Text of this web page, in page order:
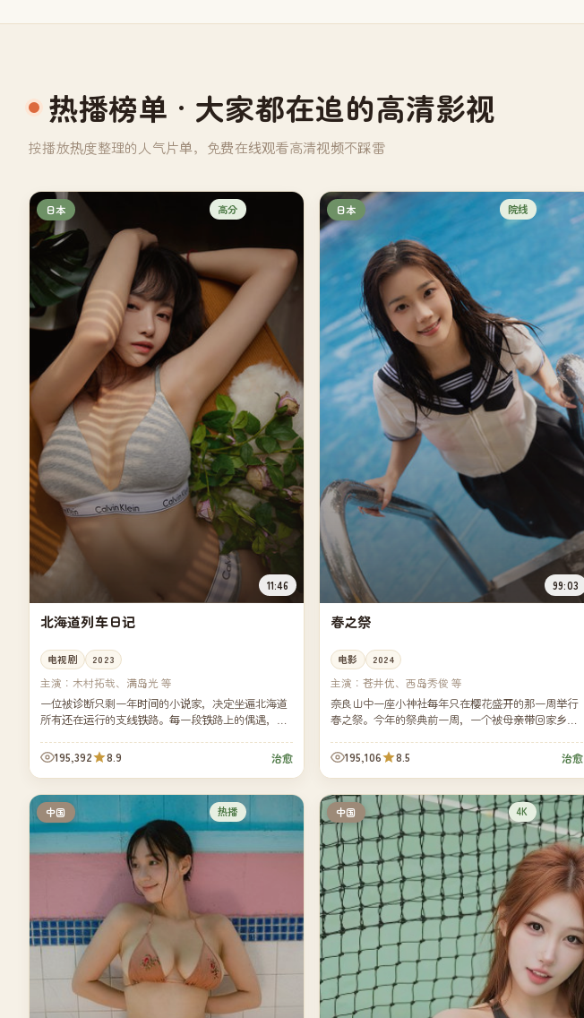
热播榜单 · 大家都在追的高清影视
按播放热度整理的人气片单，免费在线观看高清视频不踩雷
日本 高分
11:46
北海道列车日记
电视剧 2023
主演： 木村拓哉、满岛光 等
一位被诊断只剩一年时间的小说家，决定坐遍北海道
所有还在运行的支线铁路。每一段铁路上的偶遇，都
195,392 8.9 治愈
日本 院线
99:03
春之祭
电影 2024
主演：苍井优、西岛秀俊 等
奈良山中一座小神社每年只在樱花盛开的那一周举行
春之祭。今年的祭典前一周，一个被母亲带回家乡的
195,106 8.5 治愈
中国 热播 中国 4K